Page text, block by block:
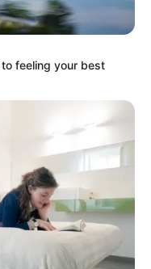
interna suspende
presencial este
de acueducto y
operó con
este miércoles
DE AGUA
feeling your best